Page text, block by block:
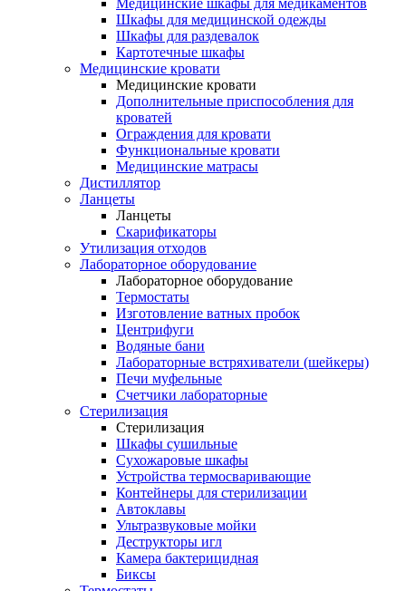
Медицинские шкафы для медикаментов
Шкафы для медицинской одежды
Шкафы для раздевалок
Картотечные шкафы
Медицинские кровати
Медицинские кровати
Дополнительные приспособления для
кроватей
Ограждения для кровати
Функциональные кровати
Медицинские матрасы
Дистиллятор
Ланцеты
Ланцеты
Скарификаторы
Утилизация отходов
Лабораторное оборудование
Лабораторное оборудование
Термостаты
Изготовление ватных пробок
Центрифуги
Водяные бани
Лабораторные встряхиватели (шейкеры)
Печи муфельные
Счетчики лабораторные
Стерилизация
Стерилизация
Шкафы сушильные
Сухожаровые шкафы
Устройства термосваривающие
Контейнеры для стерилизации
Автоклавы
Ультразвуковые мойки
Деструкторы игл
Камера бактерицидная
Биксы